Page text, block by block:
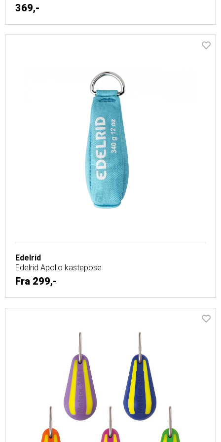
369,-
Edelrid
Edelrid Apollo kastepose
Fra 299,-